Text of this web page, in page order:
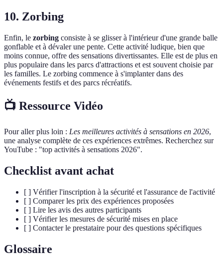
10. Zorbing
Enfin, le zorbing consiste à se glisser à l'intérieur d'une grande balle
gonflable et à dévaler une pente. Cette activité ludique, bien que
moins connue, offre des sensations divertissantes. Elle est de plus en
plus populaire dans les parcs d'attractions et est souvent choisie par
les familles. Le zorbing commence à s'implanter dans des
événements festifs et des parcs récréatifs.
📺 Ressource Vidéo
Pour aller plus loin : Les meilleures activités à sensations en 2026,
une analyse complète de ces expériences extrêmes. Recherchez sur
YouTube : "top activités à sensations 2026".
Checklist avant achat
[ ] Vérifier l'inscription à la sécurité et l'assurance de l'activité
[ ] Comparer les prix des expériences proposées
[ ] Lire les avis des autres participants
[ ] Vérifier les mesures de sécurité mises en place
[ ] Contacter le prestataire pour des questions spécifiques
Glossaire